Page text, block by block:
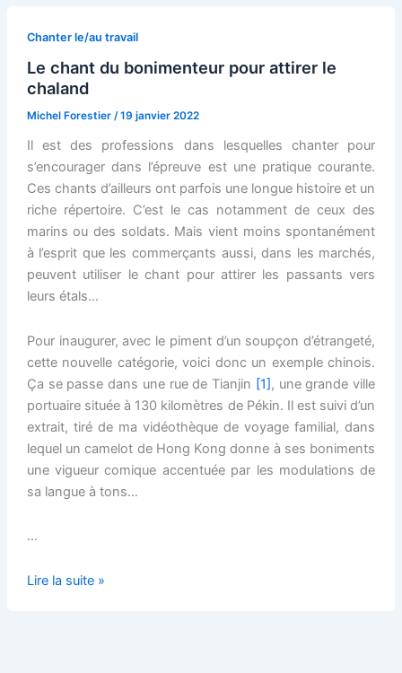
Chanter le/au travail
Le chant du bonimenteur pour attirer le
chaland
Michel Forestier /19 janvier 2022
Il est des professions dans lesquelles chanter pour
s’encourager dans l’épreuve est une pratique courante.
Ces chants d’ailleurs ont parfois une longue histoire et un
riche répertoire. C’est le cas notamment de ceux des
marins ou des soldats. Mais vient moins spontanément
à l’esprit que les commerçants aussi, dans les marchés,
peuvent utiliser le chant pour attirer les passants vers
leurs étals…
Pour inaugurer, avec le piment d’un soupçon d’étrangeté,
cette nouvelle catégorie, voici donc un exemple chinois.
Ça se passe dans une rue de Tianjin [1], une grande ville
portuaire située à 130 kilomètres de Pékin. Il est suivi d’un
extrait, tiré de ma vidéothèque de voyage familial, dans
lequel un camelot de Hong Kong donne à ses boniments
une vigueur comique accentuée par les modulations de
sa langue à tons…
…
Le
Lire la suite »